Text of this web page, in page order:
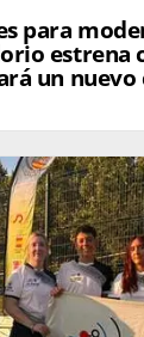
para
estrena
un nuevo